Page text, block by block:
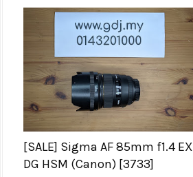
[SALE] Sigma AF 85mm f1.4 EX
DG HSM (Canon) [3733]